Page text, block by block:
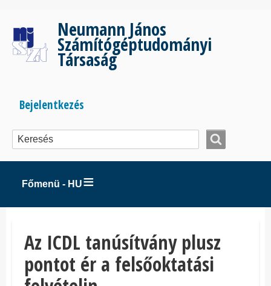
tartalomra
Neumann János
Számítógéptudományi
Társaság
Bejelentkezés
menüje
Bejelentkezés
Főmenü - HU
Az ICDL tanúsítvány plusz
pontot ér a felsőoktatási